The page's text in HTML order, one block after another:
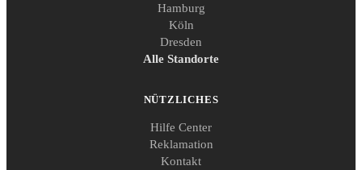
Hamburg
Köln
Dresden
Alle Standorte
NÜTZLICHES
Hilfe Center
Reklamation
Kontakt